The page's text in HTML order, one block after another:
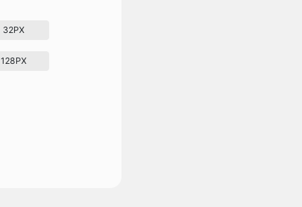
32PX
128PX